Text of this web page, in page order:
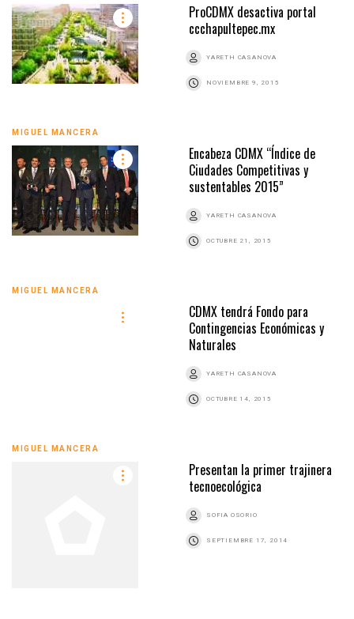
ProCDMX desactiva portal
ccchapultepec.mx
YARETH CASANOVA
NOVIEMBRE 9, 2015
MIGUEL MANCERA
Encabeza CDMX “Índice de
Ciudades Competitivas y
sustentables 2015”
YARETH CASANOVA
OCTUBRE 21, 2015
MIGUEL MANCERA
CDMX tendrá Fondo para
Contingencias Económicas y
Naturales
YARETH CASANOVA
OCTUBRE 14, 2015
MIGUEL MANCERA
Presentan la primer trajinera
tecnoecológica
SOFIA OSORIO
SEPTIEMBRE 17, 2014